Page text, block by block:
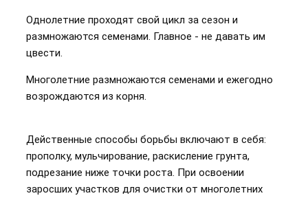
Однолетние проходят свой цикл за сезон и
размножаются семенами. Главное - не давать им
цвести.
Многолетние размножаются семенами и ежегодно
возрождаются из корня.
Действенные способы борьбы включают в себя:
прополку, мульчирование, раскисление грунта,
подрезание ниже точки роста. При освоении
заросших участков для очистки от многолетних